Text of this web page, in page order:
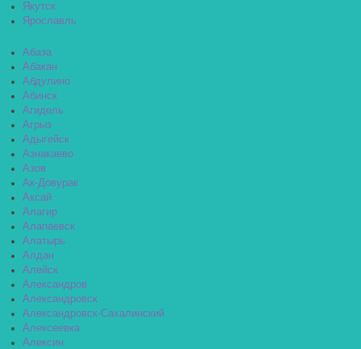
Якутск
Ярославль
Абаза
Абакан
Абдулино
Абинск
Агидель
Агрыз
Адыгейск
Азнакаево
Азов
Ак-Довурак
Аксай
Алагир
Алапаевск
Алатырь
Алдан
Алейск
Александров
Александровск
Александровск-Сахалинский
Алексеевка
Алексин